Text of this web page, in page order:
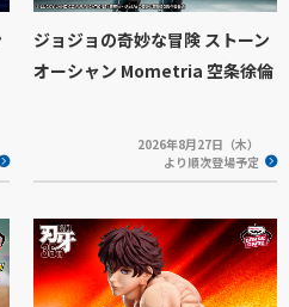
ジョジョの奇妙な冒険 ストーン
オーシャン Mometria 空条徐倫
2026年8月27日（木）
より順次登場予定